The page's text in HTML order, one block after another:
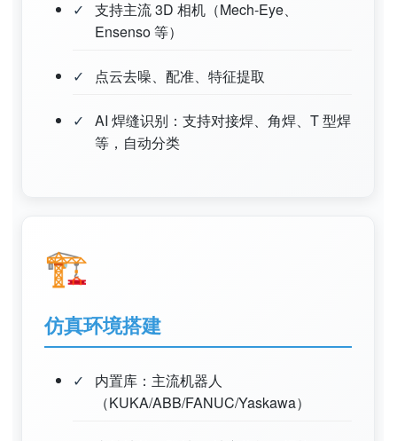
支持主流 3D 相机（Mech-Eye、
Ensenso 等）
点云去噪、配准、特征提取
AI 焊缝识别：支持对接焊、角焊、T 型焊
等，自动分类
🏗️
仿真环境搭建
内置库：主流机器人
（KUKA/ABB/FANUC/Yaskawa）